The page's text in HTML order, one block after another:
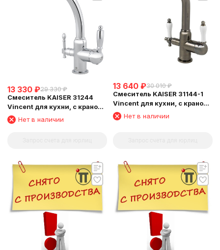
13 330 ₽29 330 ₽
Смеситель KAISER 31244
Vincent для кухни, с краном
для питьевой воды, хром
Нет в наличии
13 640 ₽30 010 ₽
Смеситель KAISER 31144-1
Vincent для кухни, с краном
для питьевой воды, бронза
состаренная
Нет в наличии